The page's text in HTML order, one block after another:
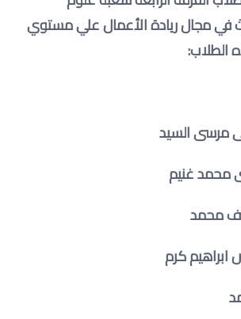
في مجال ريادة الأعمال علي مستوي
الطلاب:
مرسى السيد
غنیم
محمد
کرم